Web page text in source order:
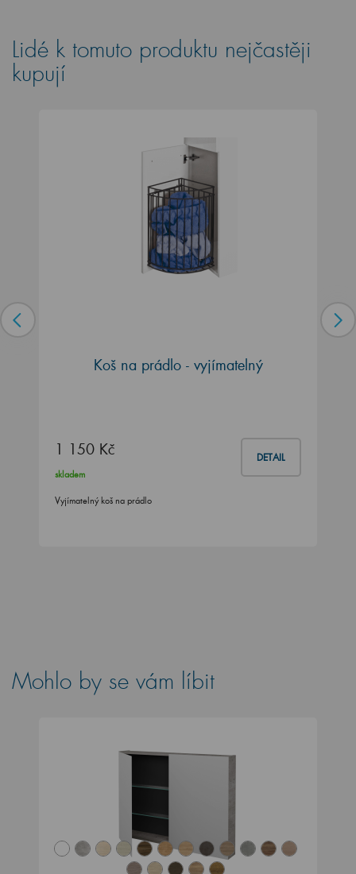
Lidé k tomuto produktu nejčastěji
kupují
Koš na prádlo - vyjímatelný
1 150 Kč DETAIL
skladem
Vyjímatelný koš na prádlo
Mohlo by se vám líbit